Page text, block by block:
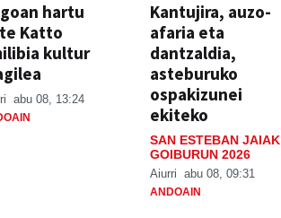
hartu
Katto
kultur
abu 08, 13:24
Kantujira, auzo-
afaria eta
dantzaldia,
asteburuko
ospakizunei
ekiteko
SAN ESTEBAN JAIAK
GOIBURUN 2026
Aiurri abu 08, 09:31
ANDOAIN